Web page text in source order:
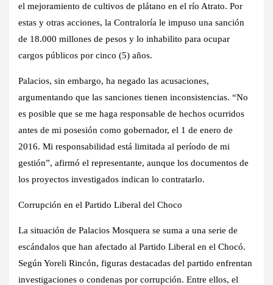
el mejoramiento de cultivos de plátano en el río Atrato. Por
estas y otras acciones, la Contraloría le impuso una sanción
de 18.000 millones de pesos y lo inhabilito para ocupar
cargos públicos por cinco (5) años.
Palacios, sin embargo, ha negado las acusaciones,
argumentando que las sanciones tienen inconsistencias. “No
es posible que se me haga responsable de hechos ocurridos
antes de mi posesión como gobernador, el 1 de enero de
2016. Mi responsabilidad está limitada al período de mi
gestión”, afirmó el representante, aunque los documentos de
los proyectos investigados indican lo contratarlo.
Corrupción en el Partido Liberal del Choco
La situación de Palacios Mosquera se suma a una serie de
escándalos que han afectado al Partido Liberal en el Chocó.
Según Yoreli Rincón, figuras destacadas del partido enfrentan
investigaciones o condenas por corrupción. Entre ellos, el